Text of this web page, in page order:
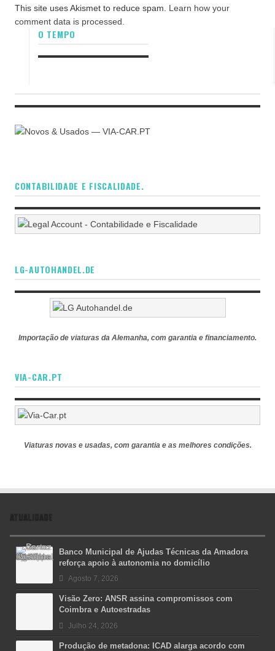
This site uses Akismet to reduce spam. Learn how your
comment data is processed.
O TEMPO
CONTABILIDADE E FISCALIDADE.
LG-AUTOHANDEL.DE
Importação de viaturas da Alemanha, com garantia e financiamento.
VIA-CAR.PT
Viaturas novas e usadas, com garantia e as melhores condições.
ATUALIDADE
Banco Municipal de Ajudas Técnicas da Amadora
reforça apoio à autonomia no domicílio
Agosto 7, 2026
Visão Zero: ANSR assina compromissos com
Coimbra e Autoestradas
Julho 24, 2026
Produção de metadona: ICAD alarga acordo com